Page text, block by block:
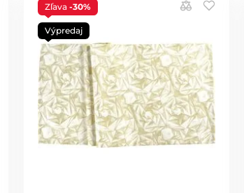
Zľava -30%
Výpredaj